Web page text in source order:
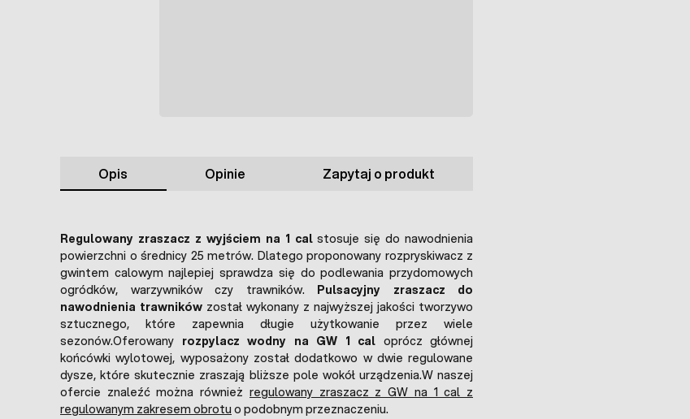
Opis Opinie Zapytaj o produkt
Regulowany zraszacz z wyjściem na 1 calstosuje się do nawodnienia
powierzchni o średnicy 25 metrów. Dlatego proponowany rozpryskiwacz z
gwintem calowym najlepiej sprawdza się do podlewania przydomowych
ogródków, warzywników czy trawników. Pulsacyjny zraszacz do
nawodnienia trawników został wykonany z najwyższej jakości tworzywo
sztucznego, które zapewnia długie użytkowanie przez wiele
sezonów.Oferowany rozpylacz wodny na GW 1 cal oprócz głównej
końcówki wylotowej, wyposażony został dodatkowo w dwie regulowane
dysze, które skutecznie zraszają bliższe pole wokół urządzenia.W naszej
ofercie znaleźć można również regulowany zraszacz z GW na 1 cal z
regulowanym zakresem obrotu o podobnym przeznaczeniu.